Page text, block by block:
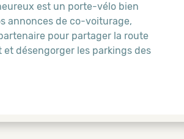
est un porte-vélo bien
annonces de co-voiturage,
pour partager la route
et désengorger les parkings des